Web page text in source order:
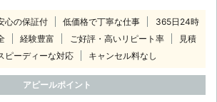
心の保証付 低価格で丁寧な仕事
365日24時
経験豊富 ご好評・高いリピート率
見積
ピーディーな対応 キャンセル料なし
アピールポイント